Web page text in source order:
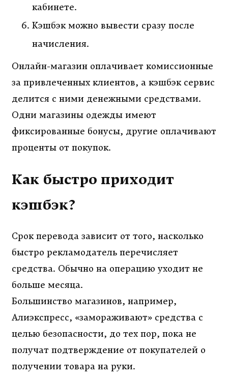
кабинете.
Кэшбэк можно вывести сразу после
начисления.
Онлайн-магазин оплачивает комиссионные
за привлеченных клиентов, а кэшбэк сервис
делится с ними денежными средствами.
Одни магазины одежды имеют
фиксированные бонусы, другие оплачивают
проценты от покупок.
Как быстро приходит
кэшбэк?
Срок перевода зависит от того, насколько
быстро рекламодатель перечисляет
средства. Обычно на операцию уходит не
больше месяца.
Большинство магазинов, например,
Алиэкспресс, «замораживают» средства с
целью безопасности, до тех пор, пока не
получат подтверждение от покупателей о
получении товара на руки.